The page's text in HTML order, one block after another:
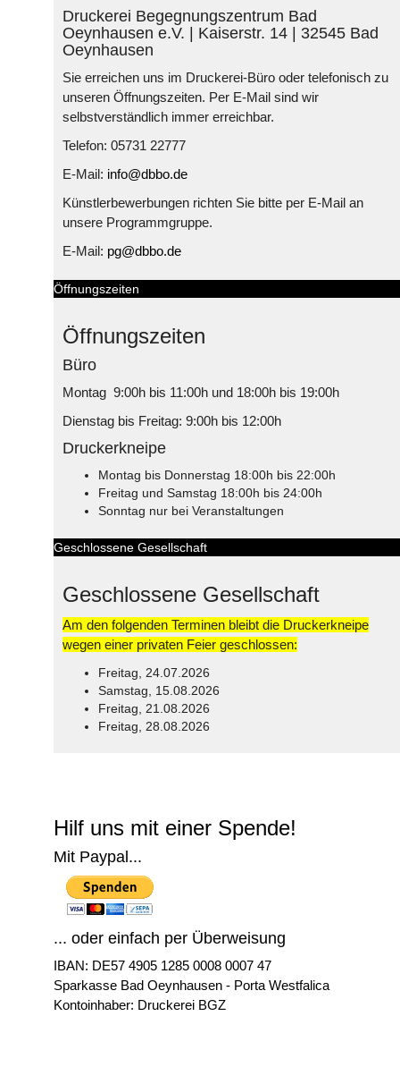
Druckerei Begegnungszentrum Bad
Oeynhausen e.V. | Kaiserstr. 14 | 32545 Bad
Oeynhausen
Sie erreichen uns im Druckerei-Büro oder telefonisch zu
unseren Öffnungszeiten. Per E-Mail sind wir
selbstverständlich immer erreichbar.
Telefon: 05731 22777
E-Mail: info@dbbo.de
Künstlerbewerbungen richten Sie bitte per E-Mail an
unsere Programmgruppe.
E-Mail: pg@dbbo.de
Öffnungszeiten
Öffnungszeiten
Büro
Montag 9:00h bis 11:00h und 18:00h bis 19:00h
Dienstag bis Freitag: 9:00h bis 12:00h
Druckerkneipe
Montag bis Donnerstag 18:00h bis 22:00h
Freitag und Samstag 18:00h bis 24:00h
Sonntag nur bei Veranstaltungen
Geschlossene Gesellschaft
Geschlossene Gesellschaft
Am den folgenden Terminen bleibt die Druckerkneipe
wegen einer privaten Feier geschlossen:
Freitag, 24.07.2026
Samstag, 15.08.2026
Freitag, 21.08.2026
Freitag, 28.08.2026
Hilf uns mit einer Spende!
Mit Paypal...
... oder einfach per Überweisung
IBAN: DE57 4905 1285 0008 0007 47
Sparkasse Bad Oeynhausen - Porta Westfalica
Kontoinhaber: Druckerei BGZ